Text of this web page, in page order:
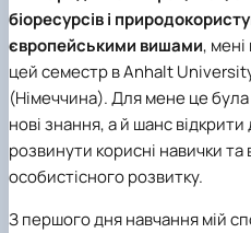
біоресурсів і
європейськими вишами,
цей семестр в Anhalt
(Німеччина). Для мене це
нові знання, а й шанс
розвинути корисні навички
особистісного розвитку.
З першого дня навчання мій